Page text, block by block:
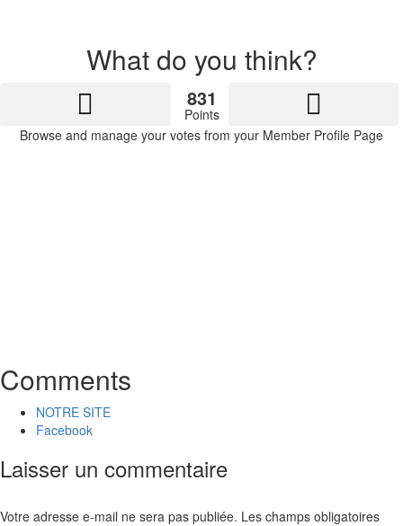
What do you think?
831
Points
Browse and manage your votes from your Member Profile Page
Comments
NOTRE SITE
Facebook
Laisser un commentaire
Votre adresse e-mail ne sera pas publiée. Les champs obligatoires